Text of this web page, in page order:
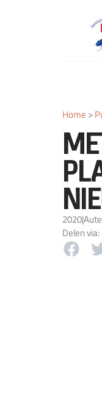
Home >
2020|
Delen via: